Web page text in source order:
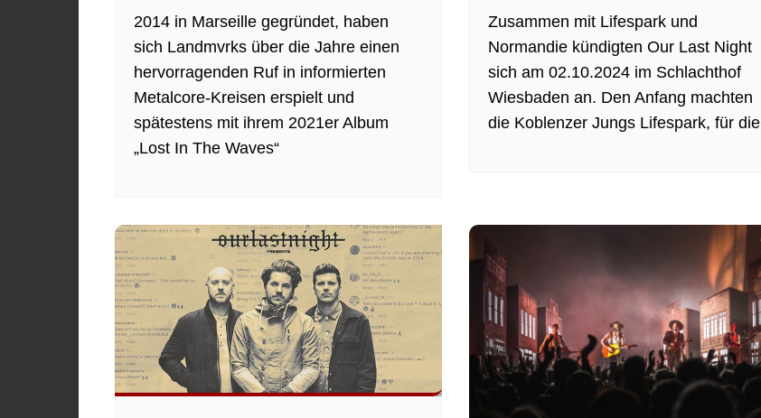
2014 in Marseille gegründet, haben
sich Landmvrks über die Jahre einen
hervorragenden Ruf in informierten
Metalcore-Kreisen erspielt und
spätestens mit ihrem 2021er Album
„Lost In The Waves“
Zusammen mit Lifespark und
Normandie kündigten Our Last Night
sich am 02.10.2024 im Schlachthof
Wiesbaden an. Den Anfang machten
die Koblenzer Jungs Lifespark, für die